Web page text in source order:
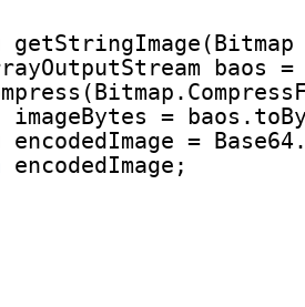
baos =
=
=
encodedImage;